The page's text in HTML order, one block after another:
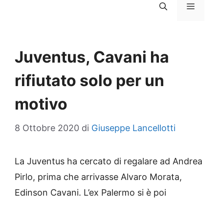
MENU
Juventus, Cavani ha
rifiutato solo per un
motivo
8 Ottobre 2020 di Giuseppe Lancellotti
La Juventus ha cercato di regalare ad Andrea
Pirlo, prima che arrivasse Alvaro Morata,
Edinson Cavani. L’ex Palermo si è poi